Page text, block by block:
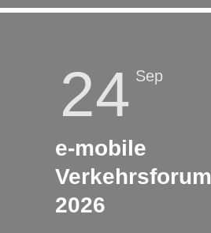
Sep
24
e-mobile
Verkehrsforum
2026